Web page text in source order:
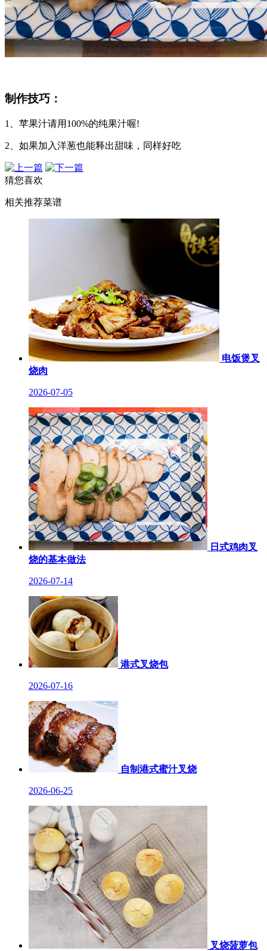
制作技巧：
1、苹果汁请用100%的纯果汁喔!
2、如果加入洋葱也能释出甜味，同样好吃
猜您喜欢
相关推荐菜谱
电饭煲叉
烧肉
2026-07-05
日式鸡肉叉
烧的基本做法
2026-07-14
港式叉烧包
2026-07-16
自制港式蜜汁叉烧
2026-06-25
叉烧菠萝包